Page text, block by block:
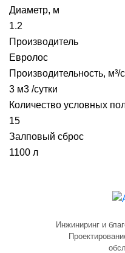
Диаметр, м
1.2
Производитель
Евролос
Производительность, м³/
3 м3 /сутки
Количество условных
15
Залповый сброс
1100 л
Инжиниринг и